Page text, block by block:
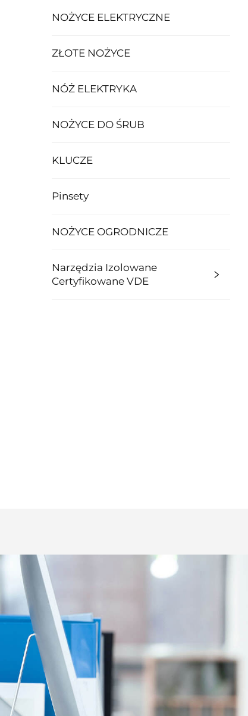
NOŻYCE ELEKTRYCZNE
ZŁOTE NOŻYCE
NÓŻ ELEKTRYKA
NOŻYCE DO ŚRUB
KLUCZE
Pinsety
NOŻYCE OGRODNICZE
Narzędzia Izolowane
Certyfikowane VDE